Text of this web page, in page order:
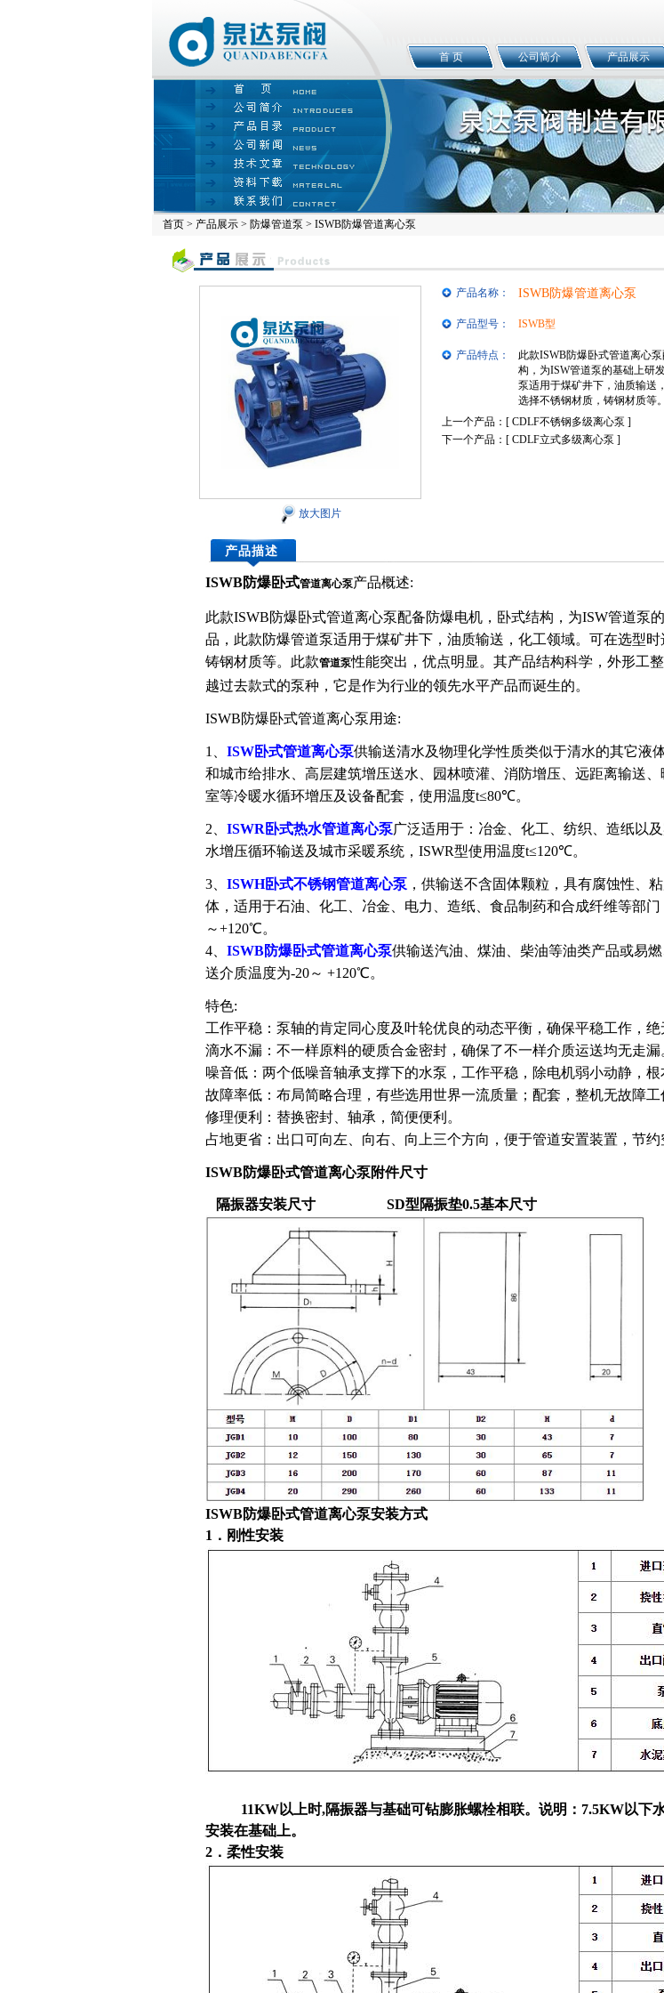
首 页 公司简介 产品展示
首页> 产品展示> 防爆管道泵 > ISWB防爆管道离心泵
放大图片
产品名称： ISWB防爆管道离心泵
产品型号： ISWB型
产品特点：
此款ISWB防爆卧式管道离心
构，为ISW管道泵的基础上研
泵适用于煤矿井下，油质输送
选择不锈钢材质，铸钢材质等。
上一个产品：[ CDLF不锈钢多级离心泵 ]
下一个产品：[ CDLF立式多级离心泵 ]
产品描述
ISWB防爆卧式管道离心泵产品概述:
此款ISWB防爆卧式管道离心泵配备防爆电机，卧式结构，为ISW管道泵
品，此款防爆管道泵适用于煤矿井下，油质输送，化工领域。可在选型时
铸钢材质等。此款管道泵性能突出，优点明显。其产品结构科学，外形工
越过去款式的泵种，它是作为行业的领先水平产品而诞生的。
ISWB防爆卧式管道离心泵用途:
1、 ISW卧式管道离心泵供输送清水及物理化学性质类似于清水的其它液
和城市给排水、高层建筑增压送水、园林喷灌、消防增压、远距离输送
室等冷暖水循环增压及设备配套，使用温度t≤80℃。
2、 ISWR 卧式热水管道离心泵广泛适用于：冶金、化工、纺织、造纸以
水增压循环输送及城市采暖系统，ISWR型使用温度t≤120℃。
3、 ISWH卧式不锈钢管道离心泵 ，供输送不含固体颗粒，具有腐蚀性、
体，适用于石油、化工、冶金、电力、造纸、食品制药和合成纤维等部
～+120℃。
4、 ISWB防爆卧式管道离心泵供输送汽油、煤油、柴油等油类产品或易
送介质温度为-20～ +120℃。
特色:
工作平稳：泵轴的肯定同心度及叶轮优良的动态平衡，确保平稳工作，绝
滴水不漏：不一样原料的硬质合金密封，确保了不一样介质运送均无走漏
噪音低：两个低噪音轴承支撑下的水泵，工作平稳，除电机弱小动静，根
故障率低：布局简略合理，有些选用世界一流质量；配套，整机无故障工
修理便利：替换密封、轴承，简便便利。
占地更省：出口可向左、向右、向上三个方向，便于管道安置装置，节约
ISWB防爆卧式管道离心泵附件尺寸
隔振器安装尺寸 SD型隔振垫0.5基本尺寸
ISWB防爆卧式管道离心泵安装方式
1 ．刚性安装
11KW以上时,隔振器与基础可钻膨胀螺栓相联。 说明：7.5KW以下
安装在基础上。
2．柔性安装